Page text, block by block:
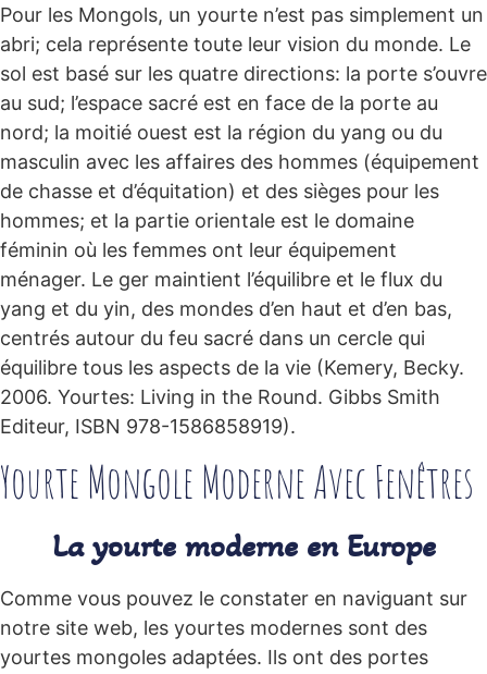
Pour les Mongols, un yourte n’est pas simplement un
abri; cela représente toute leur vision du monde. Le
sol est basé sur les quatre directions: la porte s’ouvre
au sud; l’espace sacré est en face de la porte au
nord; la moitié ouest est la région du yang ou du
masculin avec les affaires des hommes (équipement
de chasse et d’équitation) et des sièges pour les
hommes; et la partie orientale est le domaine
féminin où les femmes ont leur équipement
ménager. Le ger maintient l’équilibre et le flux du
yang et du yin, des mondes d’en haut et d’en bas,
centrés autour du feu sacré dans un cercle qui
équilibre tous les aspects de la vie (Kemery, Becky.
2006. Yourtes: Living in the Round. Gibbs Smith
Editeur, ISBN 978-1586858919).
Yourte Mongole Moderne Avec Fenêtres
La yourte moderne en Europe
Comme vous pouvez le constater en naviguant sur
notre site web, les yourtes modernes sont des
yourtes mongoles adaptées. Ils ont des portes